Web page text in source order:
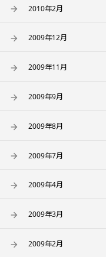
2010年2月
2009年12月
2009年11月
2009年9月
2009年8月
2009年7月
2009年4月
2009年3月
2009年2月